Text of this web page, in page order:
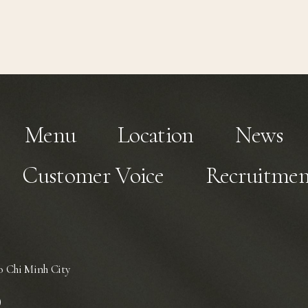
Menu Location
News
Customer Voice
Chi Minh City